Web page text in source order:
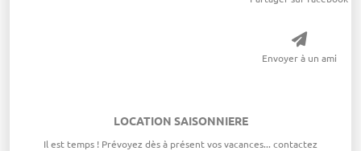
Envoyer à un ami
LOCATION SAISONNIERE
​Il est temps ! Prévoyez dès à présent vos vacances... contactez